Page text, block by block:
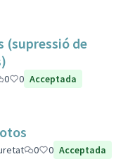
(supressió de
0 0 Acceptada
0 0 Acceptada